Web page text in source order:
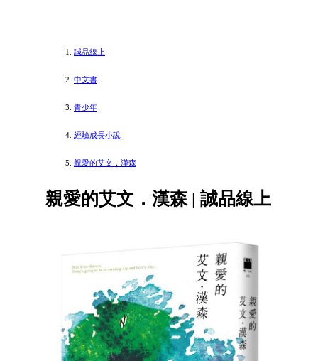
誠品線上
中文書
青少年
經驗成長小說
親愛的艾文．漢森
親愛的艾文．漢森 | 誠品線上